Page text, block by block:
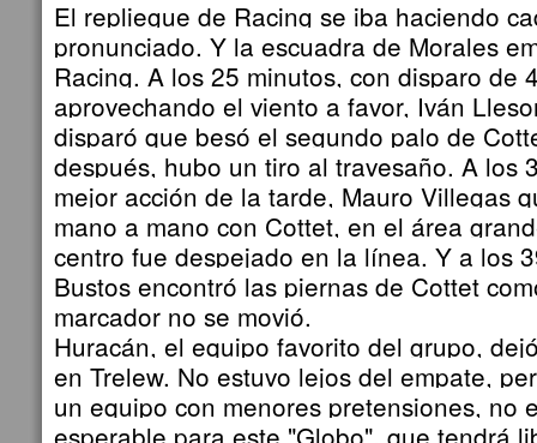
El repliegue de Racing se iba haciendo
pronunciado. Y la escuadra de Morales
Racing. A los 25 minutos, con disparo de
aprovechando el viento a favor, Iván
disparó que besó el segundo palo de
después, hubo un tiro al travesaño. A los
mejor acción de la tarde, Mauro Villegas
mano a mano con Cottet, en el área
centro fue despejado en la línea. Y a los
Bustos encontró las piernas de Cottet
marcador no se movió.
Huracán, el equipo favorito del grupo,
en Trelew. No estuvo lejos del empate,
un equipo con menores pretensiones, no
esperable para este "Globo", que tendrá